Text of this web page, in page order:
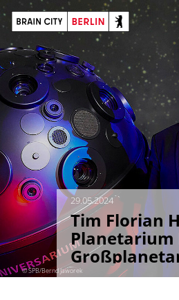
© SPB/Bernd Jaworek
29.05.2024
Tim Florian
Planetarium